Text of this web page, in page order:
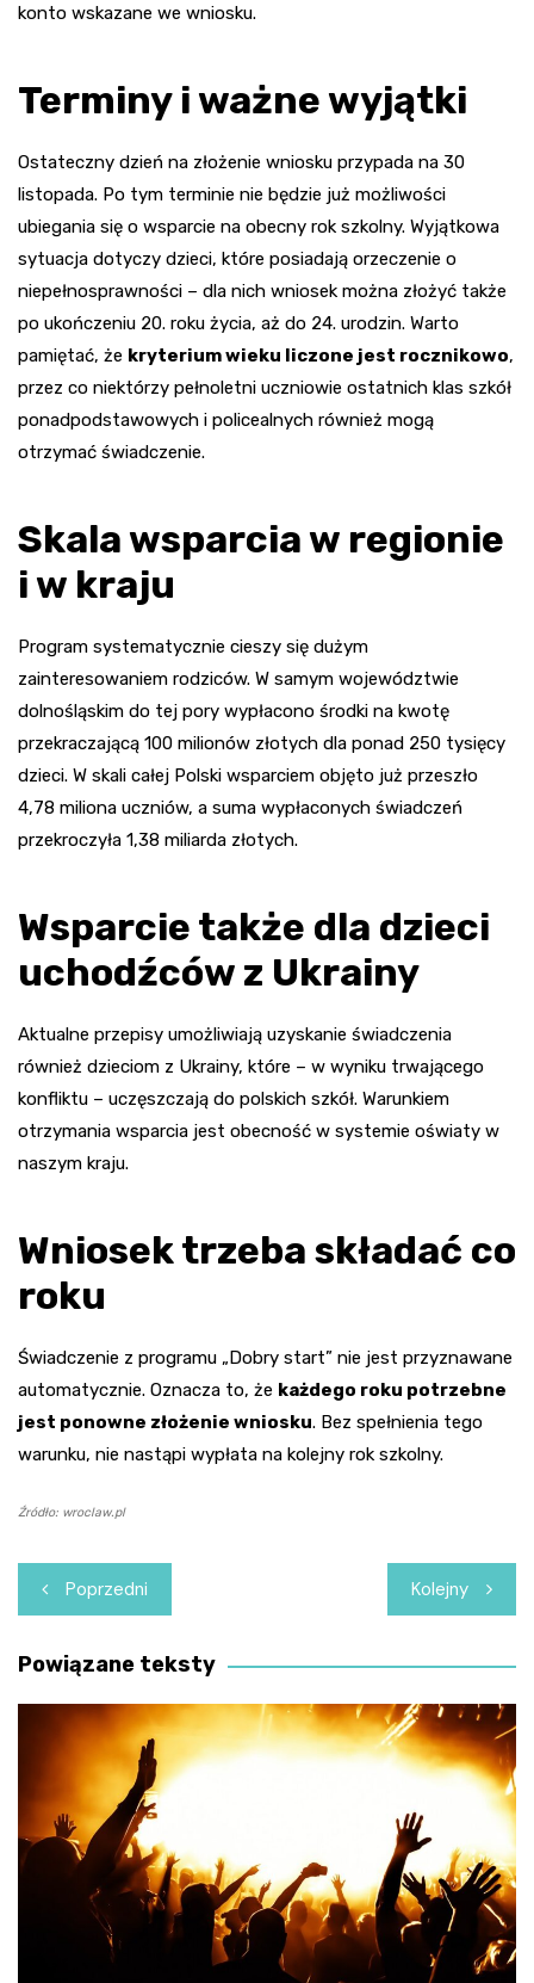
konto wskazane we wniosku.
Terminy i ważne wyjątki
Ostateczny dzień na złożenie wniosku przypada na 30
listopada. Po tym terminie nie będzie już możliwości
ubiegania się o wsparcie na obecny rok szkolny. Wyjątkowa
sytuacja dotyczy dzieci, które posiadają orzeczenie o
niepełnosprawności – dla nich wniosek można złożyć także
po ukończeniu 20. roku życia, aż do 24. urodzin. Warto
pamiętać, że kryterium wieku liczone jest rocznikowo,
przez co niektórzy pełnoletni uczniowie ostatnich klas szkół
ponadpodstawowych i policealnych również mogą
otrzymać świadczenie.
Skala wsparcia w regionie
i w kraju
Program systematycznie cieszy się dużym
zainteresowaniem rodziców. W samym województwie
dolnośląskim do tej pory wypłacono środki na kwotę
przekraczającą 100 milionów złotych dla ponad 250 tysięcy
dzieci. W skali całej Polski wsparciem objęto już przeszło
4,78 miliona uczniów, a suma wypłaconych świadczeń
przekroczyła 1,38 miliarda złotych.
Wsparcie także dla dzieci
uchodźców z Ukrainy
Aktualne przepisy umożliwiają uzyskanie świadczenia
również dzieciom z Ukrainy, które – w wyniku trwającego
konfliktu – uczęszczają do polskich szkół. Warunkiem
otrzymania wsparcia jest obecność w systemie oświaty w
naszym kraju.
Wniosek trzeba składać co
roku
Świadczenie z programu „Dobry start” nie jest przyznawane
automatycznie. Oznacza to, że każdego roku potrzebne
jest ponowne złożenie wniosku. Bez spełnienia tego
warunku, nie nastąpi wypłata na kolejny rok szkolny.
Źródło: wroclaw.pl
Nawigacja
wpisu
Poprzedni Kolejny
Powiązane teksty